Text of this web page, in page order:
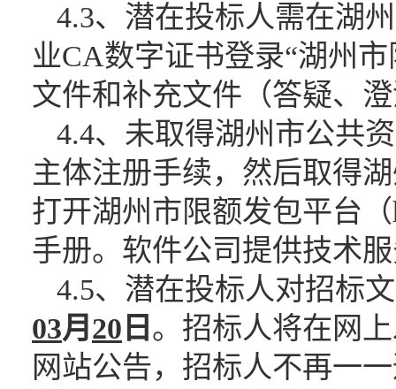
4.3、潜在投标人需在湖
业CA数字证书登录“湖州市
文件和补充文件（答疑、
4.4、未取得湖州市公共
主体注册手续，然后取得
打开湖州市限额发包平台（
手册。软件公司提供技术
4.5、潜在投标人对招标
03月 20 日 。招标人将在网
网站公告，招标人不再一